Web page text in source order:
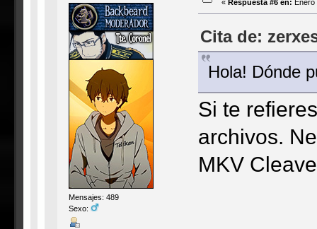
Mensajes: 489
Sexo:
« Respuesta #6 en:
Cita de:
Hola! Dónde
Si te
archivos.
MKV